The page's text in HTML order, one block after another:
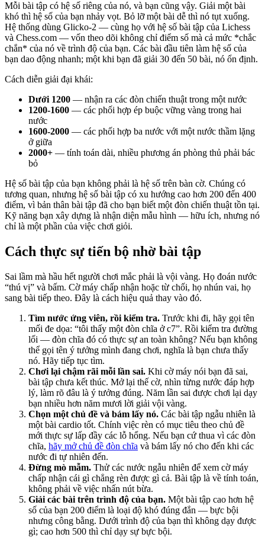
Mỗi bài tập có hệ số riêng của nó, và bạn cũng vậy. Giải một bài
khó thì hệ số của bạn nhảy vọt. Bỏ lỡ một bài dễ thì nó tụt xuống.
Hệ thống dùng Glicko-2 — cùng họ với hệ số bài tập của Lichess
và Chess.com — vốn theo dõi không chỉ điểm số mà cả mức *chắc
chắn* của nó về trình độ của bạn. Các bài đầu tiên làm hệ số của
bạn dao động nhanh; một khi bạn đã giải 30 đến 50 bài, nó ổn định.
Cách diễn giải đại khái:
Dưới 1200 — nhận ra các đòn chiến thuật trong một nước
1200-1600 — các phối hợp ép buộc vững vàng trong hai
nước
1600-2000 — các phối hợp ba nước với một nước thầm lặng
ở giữa
2000+ — tính toán dài, nhiều phương án phòng thủ phải bác
bỏ
Hệ số bài tập của bạn không phải là hệ số trên bàn cờ. Chúng có
tương quan, nhưng hệ số bài tập có xu hướng cao hơn 200 đến 400
điểm, vì bản thân bài tập đã cho bạn biết một đòn chiến thuật tồn tại.
Kỹ năng bạn xây dựng là nhận diện mẫu hình — hữu ích, nhưng nó
chỉ là một phần của việc chơi giỏi.
Cách thực sự tiến bộ nhờ bài tập
Sai lầm mà hầu hết người chơi mắc phải là vội vàng. Họ đoán nước
“thú vị” và bấm. Cờ máy chấp nhận hoặc từ chối, họ nhún vai, họ
sang bài tiếp theo. Đây là cách hiệu quả thay vào đó.
Tìm nước ứng viên, rồi kiểm tra. Trước khi đi, hãy gọi tên
mối đe dọa: “tôi thấy một đòn chĩa ở c7”. Rồi kiểm tra đường
lối — đòn chĩa đó có thực sự an toàn không? Nếu bạn không
thể gọi tên ý tưởng mình đang chơi, nghĩa là bạn chưa thấy
nó. Hãy tiếp tục tìm.
Chơi lại chậm rãi mỗi lần sai. Khi cờ máy nói bạn đã sai,
bài tập chưa kết thúc. Mở lại thế cờ, nhìn từng nước đáp hợp
lý, làm rõ đâu là ý tưởng đúng. Năm lần sai được chơi lại dạy
bạn nhiều hơn năm mươi lời giải vội vàng.
Chọn một chủ đề và bám lấy nó. Các bài tập ngẫu nhiên là
một bài cardio tốt. Chính việc rèn có mục tiêu theo chủ đề
mới thực sự lấp đầy các lỗ hổng. Nếu bạn cứ thua vì các đòn
chĩa, hãy mở chủ đề đòn chĩa và bám lấy nó cho đến khi các
nước đi tự nhiên đến.
Đừng mò mẫm. Thử các nước ngẫu nhiên để xem cờ máy
chấp nhận cái gì chẳng rèn được gì cả. Bài tập là về tính toán,
không phải về việc nhấn nút bừa.
Giải các bài trên trình độ của bạn. Một bài tập cao hơn hệ
số của bạn 200 điểm là loại độ khó đúng đắn — bực bội
nhưng công bằng. Dưới trình độ của bạn thì không dạy được
gì; cao hơn 500 thì chỉ dạy sự bực bội.